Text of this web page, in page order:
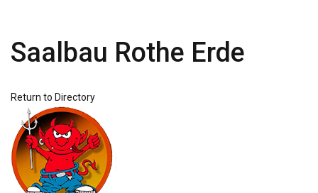
Saalbau Rothe Erde
Return to Directory